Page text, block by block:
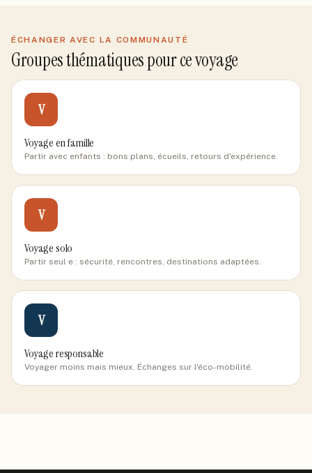
ÉCHANGER AVEC LA COMMUNAUTÉ
Groupes thématiques pour ce voyage
V
Voyage en famille
Partir avec enfants : bons plans, écueils, retours d'expérience.
V
Voyage solo
Partir seul·e : sécurité, rencontres, destinations adaptées.
V
Voyage responsable
Voyager moins mais mieux. Échanges sur l'éco-mobilité.